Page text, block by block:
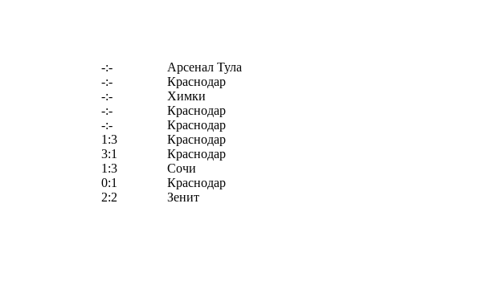
-:-
Арсенал Тула
-:-
Краснодар
-:-
Химки
-:-
Краснодар
-:-
Краснодар
1:3
Краснодар
3:1
Краснодар
1:3
Сочи
0:1
Краснодар
2:2
Зенит